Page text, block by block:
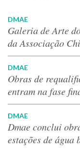
DMAE
Galeria de Arte
da Associação
DMAE
Obras de
entram na fase
DMAE
Dmae conclui
estações de água